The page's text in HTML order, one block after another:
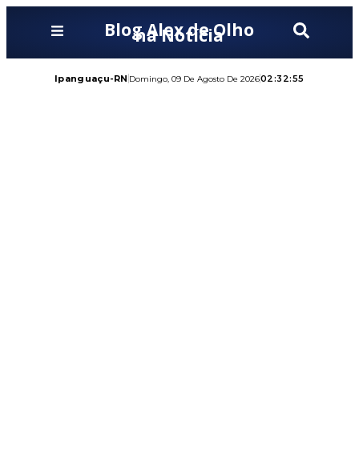
Blog Alex de Olho
na Notícia
Ipanguaçu-RN Domingo, 09 De Agosto De 202602:32:57